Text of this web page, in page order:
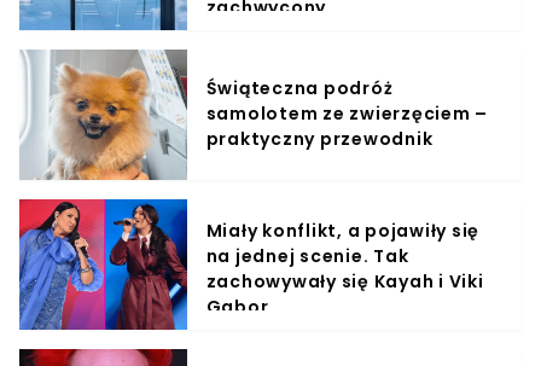
zachwycony
Świąteczna podróż
samolotem ze zwierzęciem –
praktyczny przewodnik
Miały konflikt, a pojawiły się
na jednej scenie. Tak
zachowywały się Kayah i Viki
Gabor